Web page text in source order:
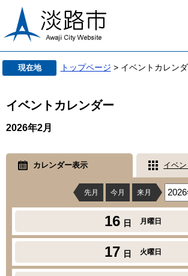
現在地 トップページ > イベントカレン
イベントカレンダー
2026年2月
カレンダー表示 イベ
先月 今月 来月
16 日 月曜日
17 日 火曜日